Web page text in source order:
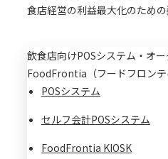
食店経営の利益最大化のための
飲食店向けPOSシステム・オ
FoodFrontia（フードフロンテ
POSシステム
セルフ会計POSシステム
FoodFrontia KIOSK